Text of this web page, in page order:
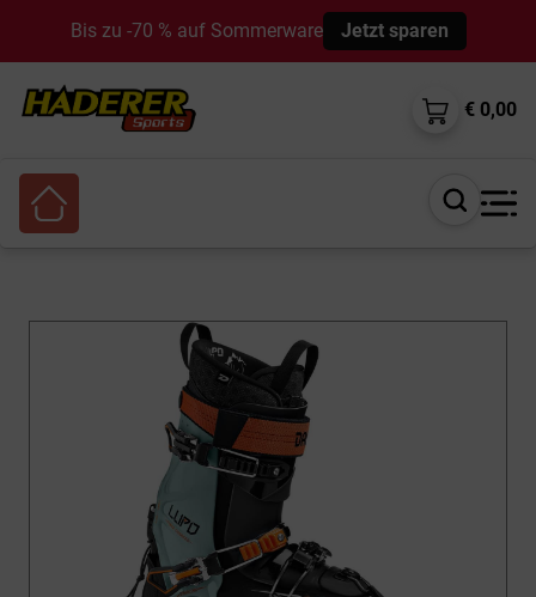
Bis zu -70 % auf Sommerware Jetzt sparen
€ 0,00
Suche